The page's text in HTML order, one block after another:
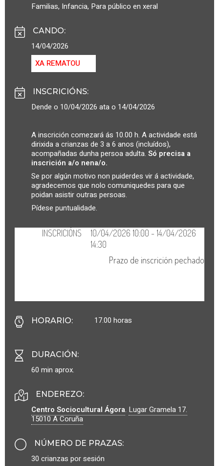
Familias, Infancia, Para público en xeral
CANDO:
14/04/2026
XA REMATOU
INSCRICIÓNS:
Dende o 10/04/2026 ata o 14/04/2026
A inscrición comezará ás 10.00 h. A actividade está
dirixida a crianzas de 3 a 6 anos (incluídos),
acompañadas dunha persoa adulta. Só precisa a
inscrición a/o nena/o.
Se por algún motivo non puiderdes vir á actividade,
agradecemos que nolo comuniquedes para que
poidan asistir outras persoas.
Pídese puntualidade.
HORARIO: 17.00 horas
DURACIÓN:
60 min aprox.
ENDEREZO:
Centro Sociocultural Ágora. Lugar Gramela 17.
15010A Coruña
NÚMERO DE PRAZAS:
30 crianzas por sesión